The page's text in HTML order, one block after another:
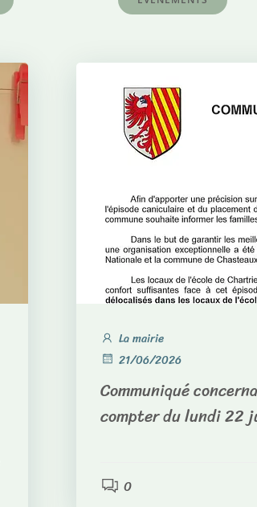
La mairie
21/06/2026
Communiqué
compter du lundi 22
0